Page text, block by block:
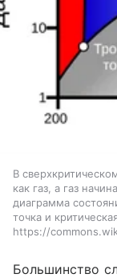
В
как газ, а газ
диаграмма
точка и
https://
Большинство